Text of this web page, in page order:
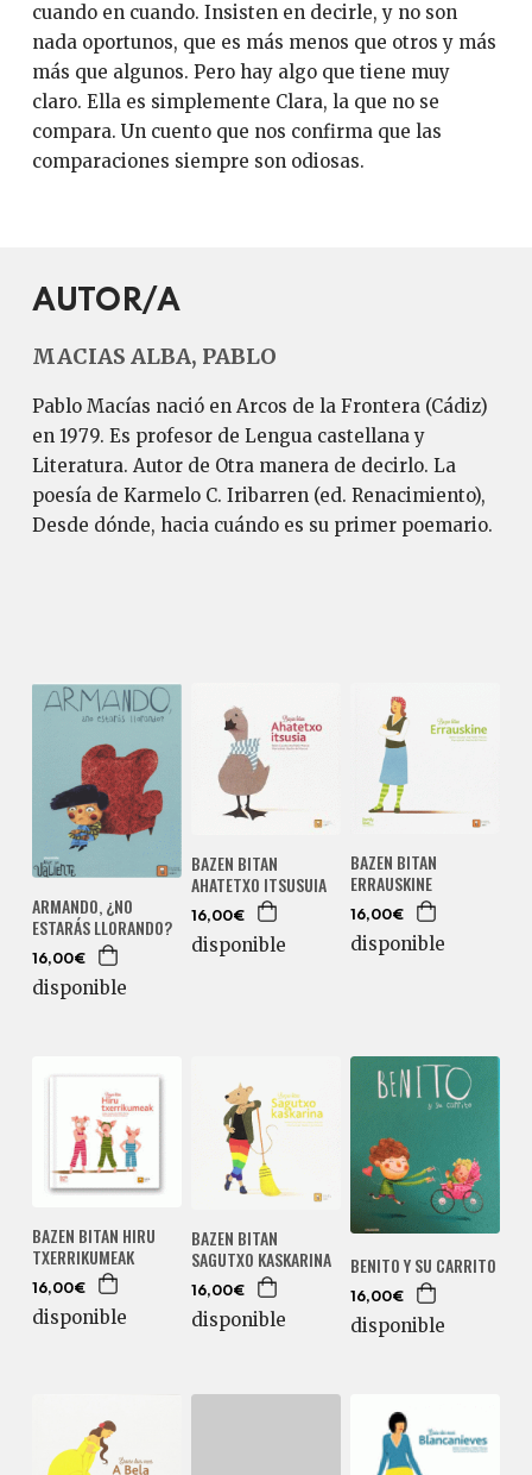
cuando en cuando. Insisten en decirle, y no son
nada oportunos, que es más menos que otros y más
más que algunos. Pero hay algo que tiene muy
claro. Ella es simplemente Clara, la que no se
compara. Un cuento que nos confirma que las
comparaciones siempre son odiosas.
AUTOR/A
MACIAS ALBA, PABLO
Pablo Macías nació en Arcos de la Frontera (Cádiz)
en 1979. Es profesor de Lengua castellana y
Literatura. Autor de Otra manera de decirlo. La
poesía de Karmelo C. Iribarren (ed. Renacimiento),
Desde dónde, hacia cuándo es su primer poemario.
ARMANDO, ¿NO
ESTARÁS LLORANDO?
16,00€
disponible
BAZEN BITAN
AHATETXO ITSUSUIA
16,00€
disponible
BAZEN BITAN
ERRAUSKINE
16,00€
disponible
BAZEN BITAN HIRU
TXERRIKUMEAK
16,00€
disponible
BAZEN BITAN
SAGUTXO KASKARINA
16,00€
disponible
BENITO Y SU CARRITO
16,00€
disponible